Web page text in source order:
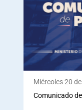
Miércoles 20
Comunicado